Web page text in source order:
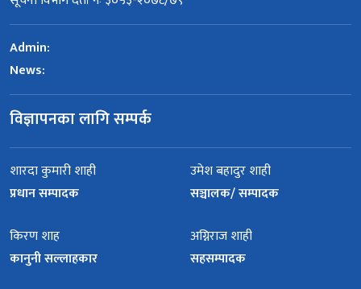
Admin:
News:
विज्ञापनका लागि सम्पर्क
शारदा कुमारी शाही
प्रधान सम्पादक
उमेश बहादुर शाही
सञ्चालक/ सम्पादक
किरण शाह
कानुनी सल्लाहकार
अग्निराज शाही
सहसम्पादक